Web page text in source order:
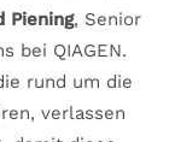
Piening, Senior
bei QIAGEN.
rund um die
verlassen